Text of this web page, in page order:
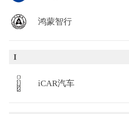
鸿蒙智行
I
iCAR汽车